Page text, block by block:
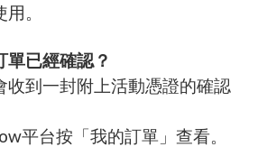
。
單已經確認？
收到一封附上活動憑證的確認
平台按「我的訂單」查看。